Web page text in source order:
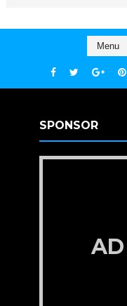
SPONSOR